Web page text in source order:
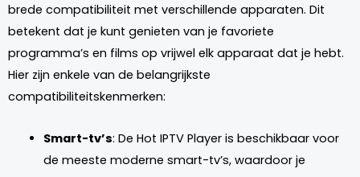
brede compatibiliteit met verschillende apparaten. Dit
betekent dat je kunt genieten van je favoriete
programma’s en films op vrijwel elk apparaat dat je hebt.
Hier zijn enkele van de belangrijkste
compatibiliteitskenmerken:
Smart-tv’s: De Hot IPTV Player is beschikbaar voor
de meeste moderne smart-tv’s, waardoor je